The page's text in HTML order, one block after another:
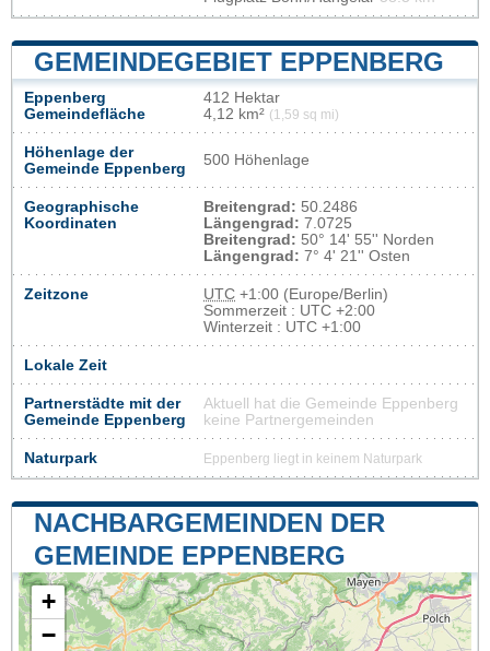
GEMEINDEGEBIET EPPENBERG
Eppenberg
Gemeindefläche
412 Hektar
4,12 km² (1,59 sq mi)
Höhenlage der
Gemeinde Eppenberg
500 Höhenlage
Geographische
Koordinaten
Breitengrad: 50.2486
Längengrad: 7.0725
Breitengrad: 50° 14' 55'' Norden
Längengrad: 7° 4' 21'' Osten
Zeitzone UTC +1:00 (Europe/Berlin)
Sommerzeit : UTC +2:00
Winterzeit : UTC +1:00
Lokale Zeit
Partnerstädte mit der
Gemeinde Eppenberg
Aktuell hat die Gemeinde Eppenberg
keine Partnergemeinden
Naturpark Eppenberg liegt in keinem Naturpark
NACHBARGEMEINDEN DER
GEMEINDE EPPENBERG
+
−